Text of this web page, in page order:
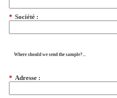
* Société :
Where should we send the sample?...
* Adresse :